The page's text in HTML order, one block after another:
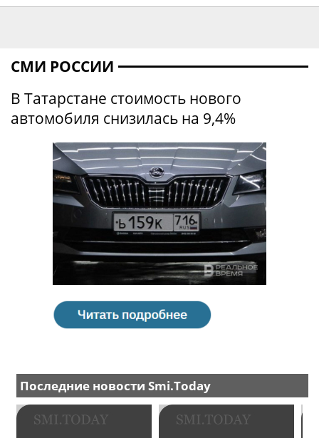
СМИ РОССИИ
В Татарстане стоимость нового
автомобиля снизилась на 9,4%